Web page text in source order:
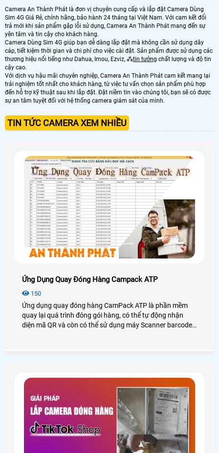
Camera An Thành Phát là đơn vị chuyên cung cấp và lắp đặt Camera Dùng
Sim 4G Giá Rẻ, chính hãng, bảo hành 24 tháng tại Việt Nam. Với cam kết đổi
trả mới khi sản phẩm gặp lỗi sử dụng, Camera An Thành Phát mang đến sự
yên tâm và tin cậy cho khách hàng.
Camera Dùng Sim 4G giúp bạn dễ dàng lắp đặt mà không cần sử dụng dây
cáp, tiết kiệm thời gian và chi phí cho việc cài đặt. Sản phẩm được sử dụng các
thương hiệu nổi tiếng như Dahua, Imou, Ezviz, ⁂tin tưởng chất lượng và độ tin
cậy cao.
Với dịch vụ hậu mãi chuyên nghiệp, Camera An Thành Phát cam kết mang lại
trải nghiệm tốt nhất cho khách hàng, từ việc tư vấn chọn sản phẩm phù hợp
đến hỗ trợ kỹ thuật sau khi lắp đặt. Đặt niềm tin vào chúng tôi, bạn sẽ có được
sự an tâm tuyệt đối với hệ thống camera giám sát của mình.
TIN TỨC CAMERA XEM NHIỀU
Ứng Dụng Quay Đóng Hàng Campack ATP
150
Ứng dụng quay đóng hàng CamPack ATP là phần mềm
quay lại quá trình đóng gói hàng, có thể tự động nhận
diện mã QR và còn có thể sử dụng máy Scanner barcode